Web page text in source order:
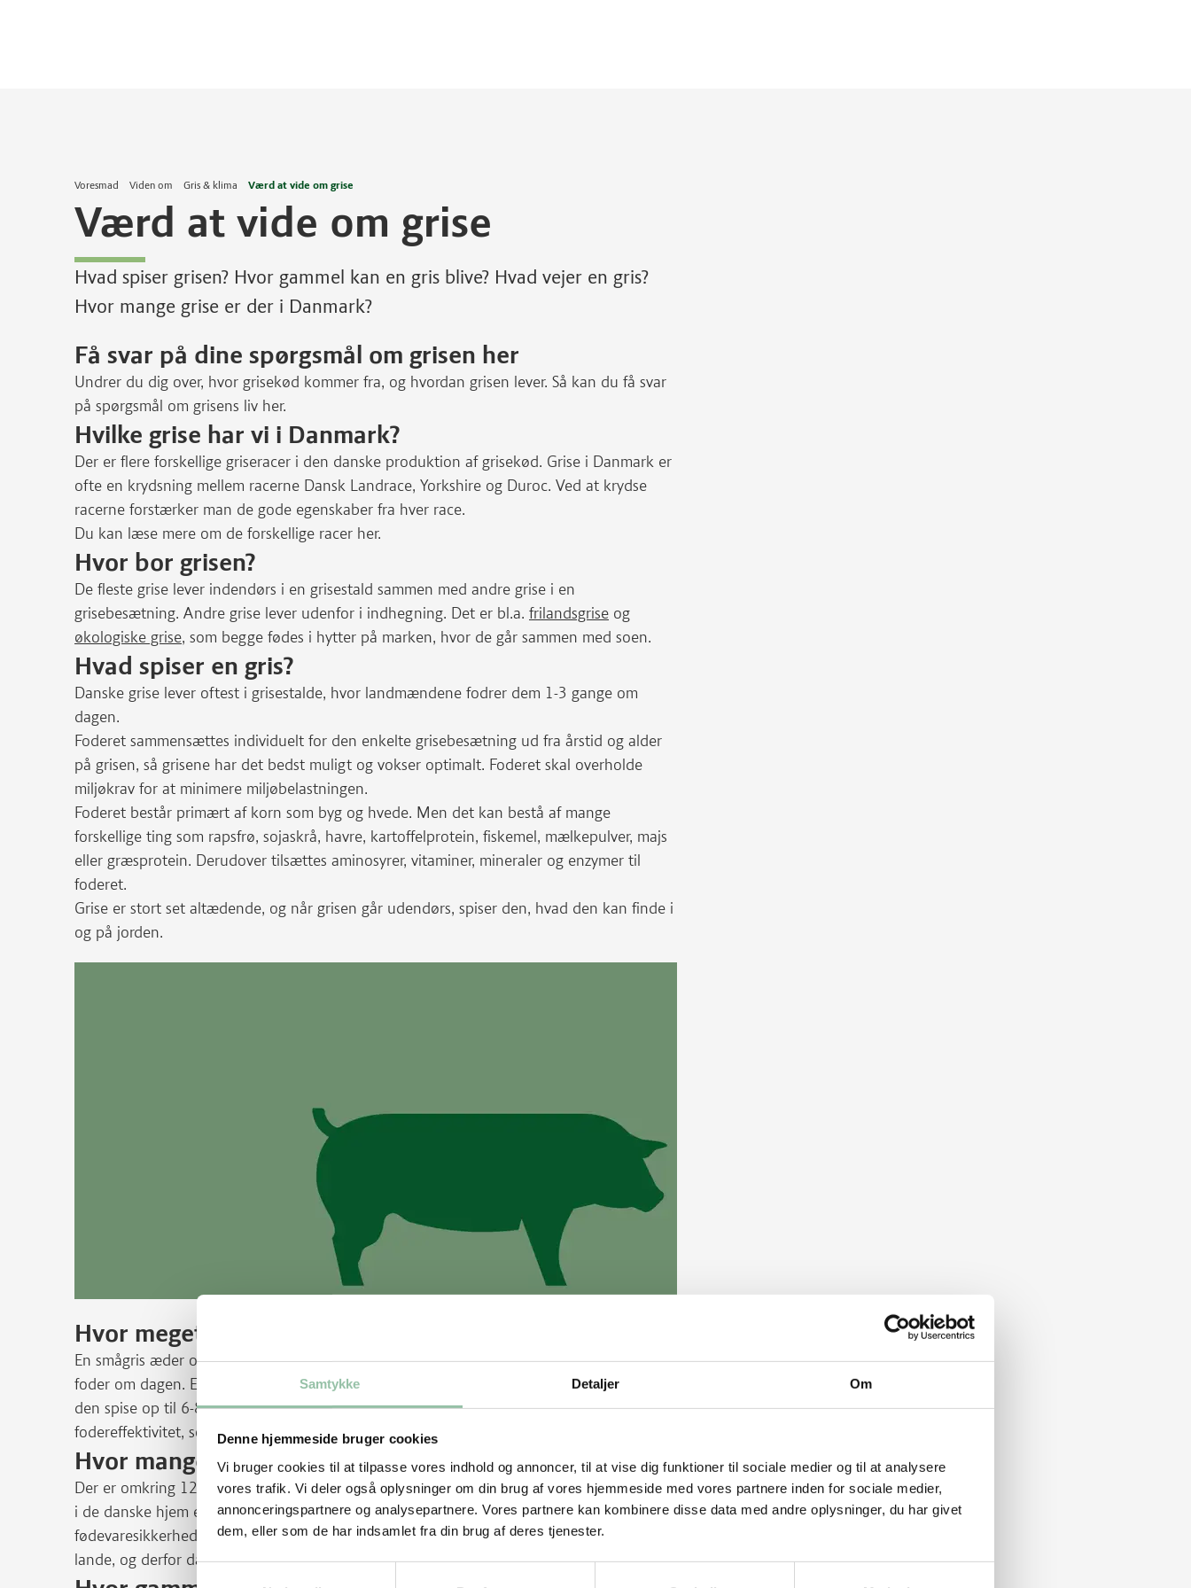
Samtykke Detaljer Om
Denne hjemmeside bruger cookies
Vi bruger cookies til at tilpasse vores indhold og annoncer, til at vise dig funktioner til sociale medier og til at analysere
vores trafik. Vi deler også oplysninger om din brug af vores hjemmeside med vores partnere inden for sociale medier,
annonceringspartnere og analysepartnere. Vores partnere kan kombinere disse data med andre oplysninger, du har givet
dem, eller som de har indsamlet fra din brug af deres tjenester.
Voresmad Viden om Gris & klima Værd at vide om grise
Værd at vide om grise
Hvad spiser grisen? Hvor gammel kan en gris blive? Hvad vejer en gris?
Hvor mange grise er der i Danmark?
Få svar på dine spørgsmål om grisen her
Undrer du dig over, hvor grisekød kommer fra, og hvordan grisen lever. Så kan du få svar
på spørgsmål om grisens liv her.
Hvilke grise har vi i Danmark?
Der er flere forskellige griseracer i den danske produktion af grisekød. Grise i Danmark er
ofte en krydsning mellem racerne Dansk Landrace, Yorkshire og Duroc. Ved at krydse
racerne forstærker man de gode egenskaber fra hver race.
Du kan læse mere om de forskellige racer her.
Hvor bor grisen?
De fleste grise lever indendørs i en grisestald sammen med andre grise i en
grisebesætning. Andre grise lever udenfor i indhegning. Det er bl.a. frilandsgrise og
økologiske grise, som begge fødes i hytter på marken, hvor de går sammen med soen.
Hvad spiser en gris?
Danske grise lever oftest i grisestalde, hvor landmændene fodrer dem 1-3 gange om
dagen.
Foderet sammensættes individuelt for den enkelte grisebesætning ud fra årstid og alder
på grisen, så grisene har det bedst muligt og vokser optimalt. Foderet skal overholde
miljøkrav for at minimere miljøbelastningen.
Foderet består primært af korn som byg og hvede. Men det kan bestå af mange
forskellige ting som rapsfrø, sojaskrå, havre, kartoffelprotein, fiskemel, mælkepulver, majs
eller græsprotein. Derudover tilsættes aminosyrer, vitaminer, mineraler og enzymer til
foderet.
Grise er stort set altædende, og når grisen går udendørs, spiser den, hvad den kan finde i
og på jorden.
Hvor meget spiser en gris?
En smågris æder omkring 1 kg foder om dagen, mens en slagtegris æder omkring 2,3 kg
foder om dagen. En so æder omkring 3,5 kg foder om dagen, og op til fødsel (faring) kan
den spise op til 6-8 kg om dagen. Danske grise har et lavt foderforbrug og dermed en høj
fodereffektivitet, som bidrager til et lavere klimaaftryk.
Hvor mange grise er der i Danmark?
Der er omkring 12-13 millioner grise herhjemme, som bliver til mad på tallerkenen. Enten
i de danske hjem eller eksporteret til udlandet. Danske grise har en høj spisekvalitet, høj
fødevaresikkerhed, og produceres med høj klimaeffektivitet i forhold til mange andre
lande, og derfor dansk grisekød populært.